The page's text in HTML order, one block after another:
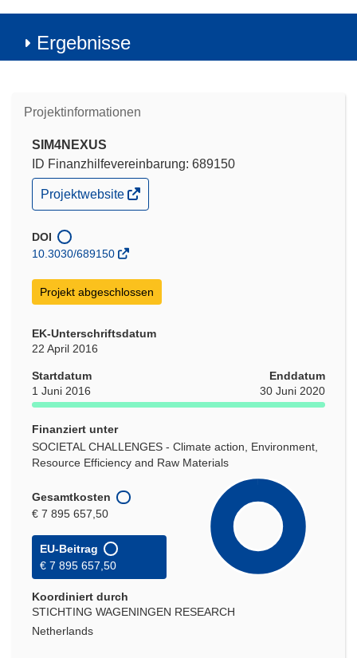
Ergebnisse
Projektinformationen
SIM4NEXUS
ID Finanzhilfevereinbarung: 689150
(öffnet
in
Fenster)
Projektwebsite
DOI
10.3030/689150
Projekt abgeschlossen
EK-Unterschriftsdatum
22 April 2016
Startdatum
1 Juni 2016
Enddatum
30 Juni 2020
Finanziert unter
SOCIETAL CHALLENGES - Climate action, Environment,
Resource Efficiency and Raw Materials
Gesamtkosten
€ 7 895 657,50
EU-Beitrag
€ 7 895 657,50
Koordiniert durch
STICHTING WAGENINGEN RESEARCH
Netherlands